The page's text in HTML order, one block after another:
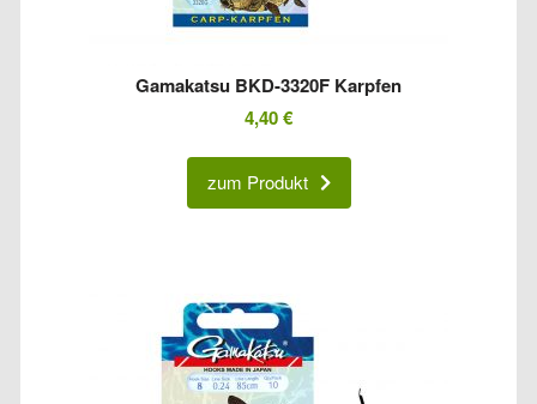
Gamakatsu BKD-3320F Karpfen
4,40€
zum Produkt